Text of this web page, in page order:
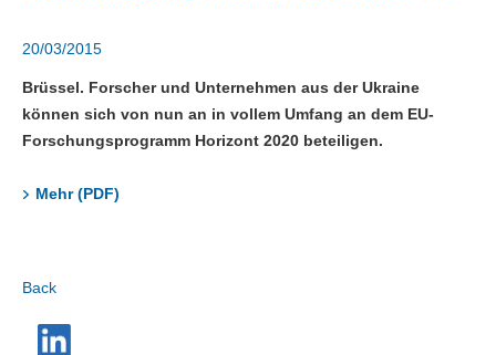
20/03/2015
Brüssel. Forscher und Unternehmen aus der Ukraine
können sich von nun an in vollem Umfang an dem EU-
Forschungsprogramm Horizont 2020 beteiligen.
Mehr (PDF)
Back